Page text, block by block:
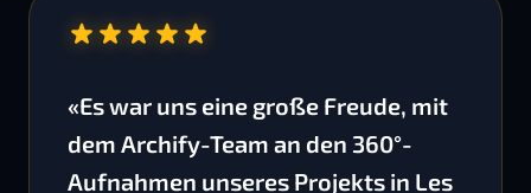
«Es war uns eine große Freude, mit
dem Archify-Team an den 360°-
Aufnahmen unseres Projekts in Les